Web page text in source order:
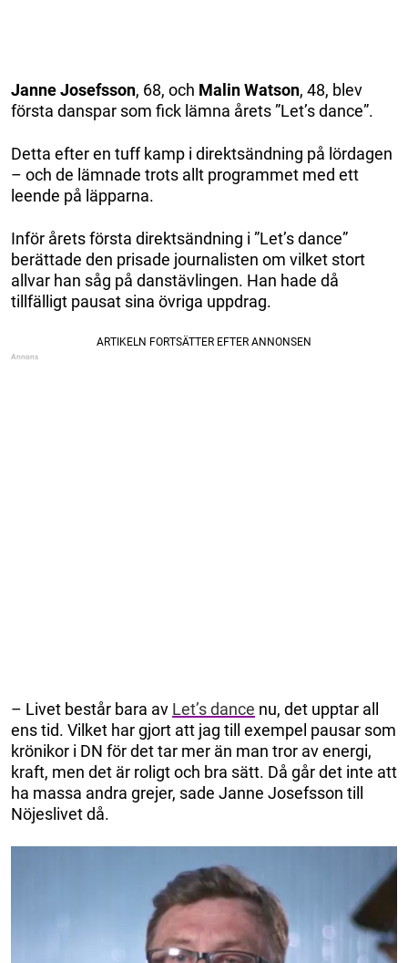
Janne Josefsson, 68, och Malin Watson, 48, blev
första danspar som fick lämna årets ”Let’s dance”.
Detta efter en tuff kamp i direktsändning på lördagen
– och de lämnade trots allt programmet med ett
leende på läpparna.
Inför årets första direktsändning i ”Let’s dance”
berättade den prisade journalisten om vilket stort
allvar han såg på danstävlingen. Han hade då
tillfälligt pausat sina övriga uppdrag.
– Livet består bara av Let’s dance nu, det upptar all
ens tid. Vilket har gjort att jag till exempel pausar som
krönikor i DN för det tar mer än man tror av energi,
kraft, men det är roligt och bra sätt. Då går det inte att
ha massa andra grejer, sade Janne Josefsson till
Nöjeslivet då.